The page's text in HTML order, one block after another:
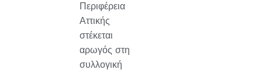
Περιφέρεια
Αττικής
στέκεται
αρωγός στη
συλλογική